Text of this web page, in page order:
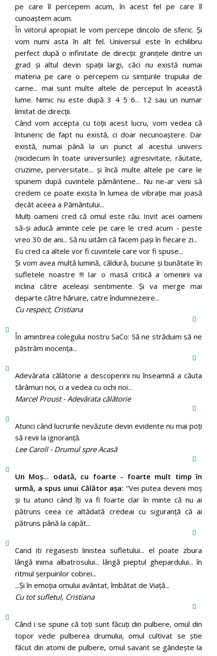
pe care îl percepem acum, în acest fel pe care îl
cunoaștem acum.
În viitorul apropiat le vom percepe dincolo de sferic. Și
vom numi asta în alt fel. Universul este în echilibru
perfect după o infinitate de direcții: granițele dintre un
grad și altul devin spații largi, căci nu există numai
materia pe care o percepem cu simțurile trupului de
carne... mai sunt multe altele de perceput în această
lume. Nimic nu este după 3 4 5 6... 12 sau un numar
limitat de direcții.
Când vom accepta cu toții acest lucru, vom vedea că
întuneric de fapt nu există, ci doar necunoaștere. Dar
există, numai până la un punct al acestui univers
(nicidecum în toate universurile): agresivitate, răutate,
cruzime, perversitate... și încă multe altele pe care le
spunem după cuvintele pământene... Nu ne-ar veni să
credem ce poate exista în lumea de vibrație mai joasă
decât aceea a Pământului...
Mulți oameni cred că omul este rău. Invit acei oameni
să-și aducă aminte cele pe care le cred acum - peste
vreo 30 de ani... Să nu uităm că facem pași în fiecare zi...
Eu cred ca altele vor fi cuvintele care vor fi spuse...
Și vom avea multă lumină, căldură, bucurie și bunătate în
sufletele noastre !!! Iar o masă critică a omenirii va
inclina către aceleași sentimente. Și va merge mai
departe către hăruire, catre îndumnezeire...
Cu respect, Cristiana
În amintirea colegului nostru SaCo: Să ne străduim să ne
păstrăm inocenţa...
Adevărata călătorie a descoperirii nu înseamnă a căuta
tărâmuri noi, ci a vedea cu ochi noi...
Marcel Proust - Adevărata călătorie
Atunci când lucrurile nevăzute devin evidente nu mai poți
să revii la ignoranță.
Lee Caroll - Drumul spre Acasă
Un Moş... odată, cu foarte - foarte mult timp în
urmă, a spus unui Călător aşa: "Vei putea deveni moş
şi tu atunci când îţi va fi foarte clar în minte că nu ai
pătruns ceea ce altădată credeai cu siguranţă că ai
pătruns până la capăt...
Cand iti regasesti linistea sufletului... el poate zbura
lângă inima albatrosului... lângă pieptul ghepardului... în
ritmul şerpuirilor cobrei...
...Şi în emoţia omului avântat, îmbătat de Viaţă...
Cu tot sufletul, Cristiana
Când i se spune că toți sunt făcuți din pulbere, omul din
topor vede pulberea drumului, omul cultivat se știe
făcut din atomi de pulbere, omul savant se gândește la